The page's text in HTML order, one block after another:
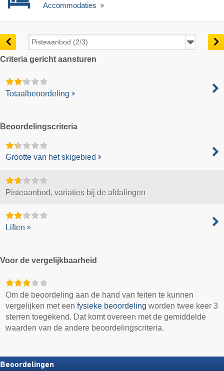
Accommodaties
Criteria gericht aansturen
Totaalbeoordeling
Beoordelingscriteria
Grootte van het skigebied
Pisteaanbod, variaties bij de afdalingen
Liften
Voor de vergelijkbaarheid
Om de beoordeling aan de hand van feiten te kunnen
vergelijken met eenfysieke beoordeling worden twee keer 3
sterren toegekend. Dat komt overeen met de gemiddelde
waarden van de andere beoordelingscriteria.
Beoordelingen